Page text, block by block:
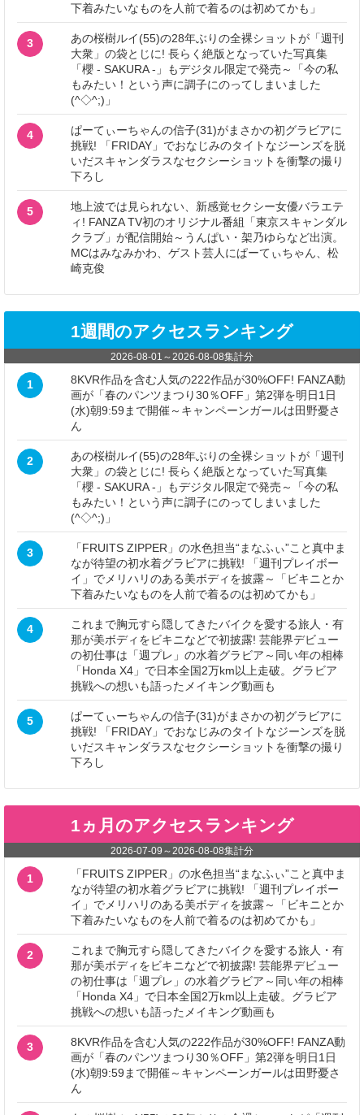
下着みたいなものを人前で着るのは初めてかも」
3
あの桜樹ルイ(55)の28年ぶりの全裸ショットが「週刊
大衆」の袋とじに! 長らく絶版となっていた写真集
「櫻 - SAKURA -」もデジタル限定で発売～「今の私
もみたい！という声に調子にのってしまいました
(^◇^;)」
4
ぱーてぃーちゃんの信子(31)がまさかの初グラビアに
挑戦! 「FRIDAY」でおなじみのタイトなジーンズを脱
いだスキャンダラスなセクシーショットを衝撃の撮り
下ろし
5
地上波では見られない、新感覚セクシー女優バラエテ
ィ! FANZA TV初のオリジナル番組「東京スキャンダル
クラブ」が配信開始～うんぱい・架乃ゆらなど出演。
MCはみなみかわ、ゲスト芸人にぱーてぃちゃん、松
崎克俊
1週間のアクセスランキング
2026-08-01 ～2026-08-08集計分
1
8KVR作品を含む人気の222作品が30%OFF! FANZA動
画が「春のパンツまつり30％OFF」第2弾を明日1日
(水)朝9:59まで開催～キャンペーンガールは田野憂さ
ん
2
あの桜樹ルイ(55)の28年ぶりの全裸ショットが「週刊
大衆」の袋とじに! 長らく絶版となっていた写真集
「櫻 - SAKURA -」もデジタル限定で発売～「今の私
もみたい！という声に調子にのってしまいました
(^◇^;)」
3
「FRUITS ZIPPER」の水色担当“まなふぃ”こと真中ま
なが待望の初水着グラビアに挑戦! 「週刊プレイボー
イ」でメリハリのある美ボディを披露～「ビキニとか
下着みたいなものを人前で着るのは初めてかも」
4
これまで胸元すら隠してきたバイクを愛する旅人・有
那が美ボディをビキニなどで初披露! 芸能界デビュー
の初仕事は「週プレ」の水着グラビア～同い年の相棒
「Honda X4」で日本全国2万km以上走破。グラビア
挑戦への想いも語ったメイキング動画も
5
ぱーてぃーちゃんの信子(31)がまさかの初グラビアに
挑戦! 「FRIDAY」でおなじみのタイトなジーンズを脱
いだスキャンダラスなセクシーショットを衝撃の撮り
下ろし
1ヵ月のアクセスランキング
2026-07-09 ～2026-08-08集計分
1
「FRUITS ZIPPER」の水色担当“まなふぃ”こと真中ま
なが待望の初水着グラビアに挑戦! 「週刊プレイボー
イ」でメリハリのある美ボディを披露～「ビキニとか
下着みたいなものを人前で着るのは初めてかも」
2
これまで胸元すら隠してきたバイクを愛する旅人・有
那が美ボディをビキニなどで初披露! 芸能界デビュー
の初仕事は「週プレ」の水着グラビア～同い年の相棒
「Honda X4」で日本全国2万km以上走破。グラビア
挑戦への想いも語ったメイキング動画も
3
8KVR作品を含む人気の222作品が30%OFF! FANZA動
画が「春のパンツまつり30％OFF」第2弾を明日1日
(水)朝9:59まで開催～キャンペーンガールは田野憂さ
ん